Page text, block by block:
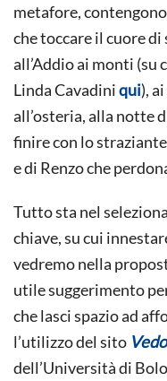
metafore,
che toccare il cuore
all’Addio ai monti (su
Linda Cavadiniqui),
all’osteria, alla notte
finire con lo
e di Renzo che
Tutto sta nel
chiave, su cui
vedremo nella
utile suggerimento
che lasci spazio ad
l’utilizzo del sito
dell’Università di